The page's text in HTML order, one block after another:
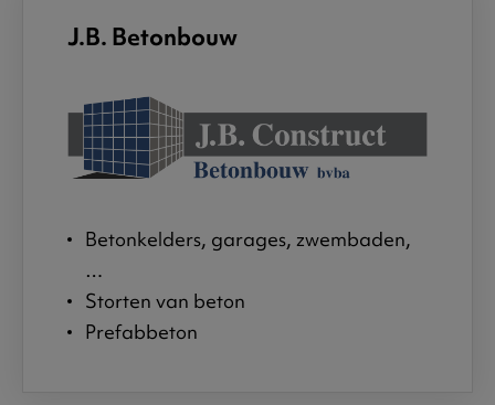
J.B. Betonbouw
Betonkelders, garages, zwembaden,
…
Storten van beton
Prefabbeton